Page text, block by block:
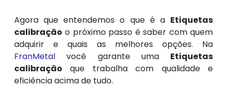
Agora que entendemos o que é a Etiquetas
calibração o próximo passo é saber com quem
adquirir e quais as melhores opções. Na
FranMetal você garante uma Etiquetas
calibração que trabalha com qualidade e
eficiência acima de tudo.